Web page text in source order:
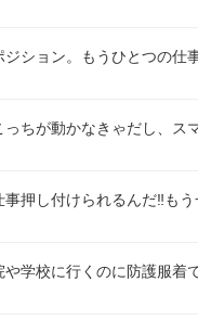
ション。もうひとつの仕
ちが動かなきゃだし、ス
押し付けられるんだ‼️も
学校に行くのに防護服着